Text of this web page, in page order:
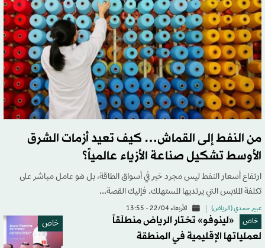
من النفط إلى القماش… كيف تعيد أزمات الشرق
الأوسط تشكيل صناعة الأزياء عالمياً؟
ارتفاع أسعار النفط ليس مجرد خبر في أسواق الطاقة، بل هو عامل مباشر على
تكلفة الملابس التي يرتديها المستهلك. فإليك القصة...
عبير حمدي (الرياض) الأربعاء 22/04 - 13:55
خاص خاص
«لينوفو» تختار الرياض منطلَقاً
لعملياتها الإقليمية في المنطقة